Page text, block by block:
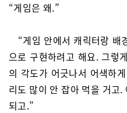
“게임은 왜.”
“게임 안에서 캐릭터랑 배
으로 구현하려고 해요. 그렇
의 각도가 어긋나서 어색하
리도 많이 안 잡아 먹을 거고
되고.”